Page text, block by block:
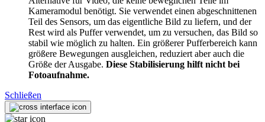
Kameramodul benötigt. Sie verwendet einen abgeschnittenen
Teil des Sensors, um das eigentliche Bild zu liefern, und der
Rest wird als Puffer verwendet, um zu versuchen, das Bild so
stabil wie möglich zu halten. Ein größerer Pufferbereich kann
größere Bewegungen ausgleichen, reduziert aber auch die
Größe der Ausgabe. Diese Stabilisierung hilft nicht bei
Fotoaufnahme.
Schließen